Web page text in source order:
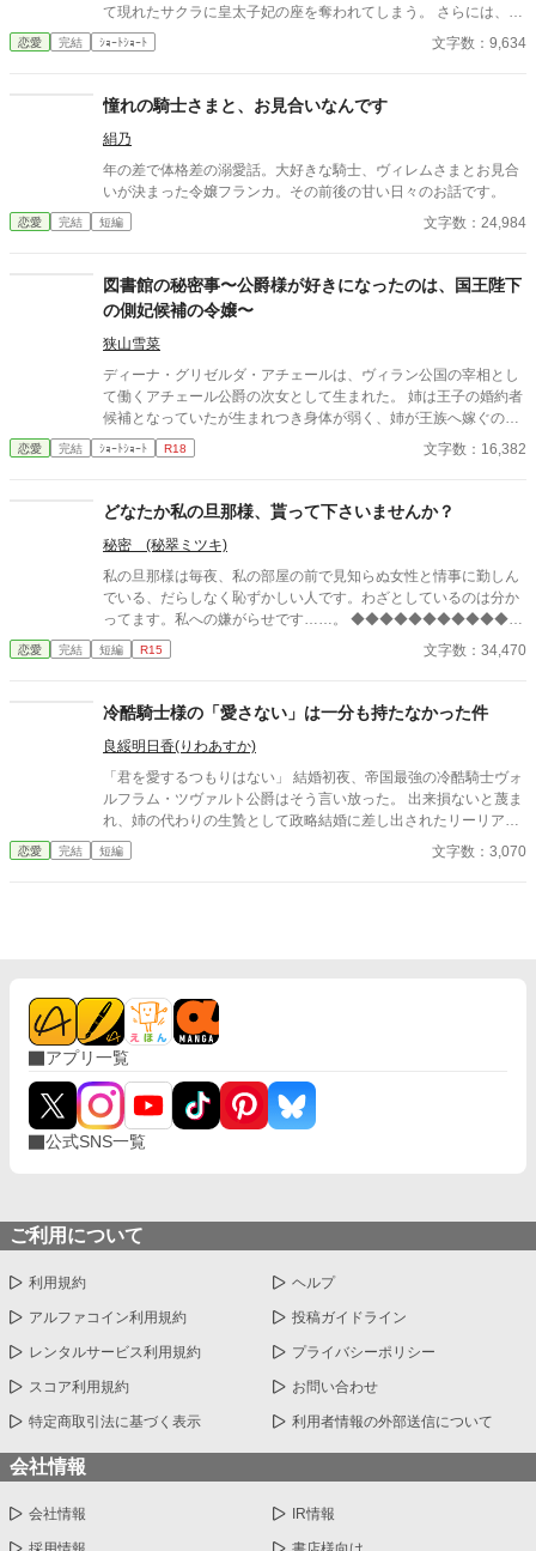
て現れたサクラに皇太子妃の座を奪われてしまう。 さらには、サ
クラの陰謀により、マリエッタは反逆罪により国外追放されて、
のたれ死んでしまう。 しかし、死んだと思っていたのに、気づけ
は避けなければと別の行き方を探るが、なぜか殿下に一度目の人
生の時以上に溺愛されてしまい……！？
恋愛 完結 ｼｮｰﾄｼｮｰﾄ 文字数：9,634
憧れの騎士さまと、お見合いなんです
絹乃
年の差で体格差の溺愛話。大好きな騎士、ヴィレムさまとお見合
いが決まった令嬢フランカ。その前後の甘い日々のお話です。
恋愛 完結 短編 文字数：24,984
図書館の秘密事〜公爵様が好きになったのは、国王陛下
の側妃候補の令嬢〜
狭山雪菜
ディーナ・グリゼルダ・アチェールは、ヴィラン公国の宰相とし
て働くアチェール公爵の次女として生まれた。 姉は王子の婚約者
候補となっていたが生まれつき身体が弱く、姉が王族へ嫁ぐのに
不安となっていた公爵家は、次女であるディーナが姉の代わりが
務まるように、王子の第二婚約者候補として成人を迎えた。 いつ
妃になるんじゃないかと噂が立った。 王妃教育の他にも家庭教師
をつけられ、勉強が好きになったディーナは、毎日のように図書
館へと運んでいた。その時に出会ったトロッツィ公爵当主のルキ
アーノと出会って、いつからか彼の事を好きとなっていた… こち
らの作品は「小説家になろう」にも、掲載されています。
恋愛 完結 ｼｮｰﾄｼｮｰﾄ R18 文字数：16,382
どなたか私の旦那様、貰って下さいませんか？
秘密 (秘翠ミツキ)
私の旦那様は毎夜、私の部屋の前で見知らぬ女性と情事に勤しん
でいる、だらしなく恥ずかしい人です。わざとしているのは分か
ってます。私への嫌がらせです……。 ◆◆◆◆◆◆◆◆◆◆◆◆
◆◆◆◆◆◆◆◆◆◆◆ 政略結婚で、離縁出来ないけど離縁した
い。 無類の女好きの従兄の侯爵令息フェルナンドと伯爵令嬢のロ
彼。政略結婚故、愛妾を作るなとは思わないが、せめて本邸に連
れ込むのはやめて欲しい……気分が悪い。 彼は所謂美青年で、若
くして騎士団副長であり兎に角モテる。結婚してもそれは変わら
ず……。 ロゼッタが夜会に出れば見知らぬ女から「今直ぐフェル
ナンド様と別れて‼︎」とワインをかけられ、ただ立っているだけな
のに女性達からは終始凄い形相で睨まれる。 居た堪れなくなり、
んな旦那様、いりません！ 誰か、私の旦那様を貰って下さ
恋愛 完結 短編 R15 文字数：34,470
冷酷騎士様の「愛さない」は一分も持たなかった件
良綏明日香(りわあすか)
「君を愛するつもりはない」 結婚初夜、帝国最強の冷酷騎士ヴォ
ルフラム・ツヴァルト公爵はそう言い放った。 出来損ないと蔑ま
れ、姉の代わりの生贄として政略結婚に差し出されたリーリア・
ミラベルにとって、それはむしろ救いだった。 愛を期待されない
のなら、失望させることもない。 契約妻として静かに役目を果た
妻を傷つける者には容赦なし宣言 甘さ過多、独占欲過剰、愛情暴
走中。 さらにはリーリアを取り戻そうとする実家の横槍まで入り
――？ 自己評価ゼロの健気令嬢と愛が一分も我慢できなかった最
強騎士。 溺愛が止まらない、契約結婚から始まる甘すぎる逆転ラ
ブコメ
恋愛 完結 短編 文字数：3,070
アプリ一覧
公式SNS一覧
ご利用について
利用規約 ヘルプ
アルファコイン利用規約 投稿ガイドライン
レンタルサービス利用規約 プライバシーポリシー
スコア利用規約 お問い合わせ
特定商取引法に基づく表示 利用者情報の外部送信について
会社情報
会社情報 IR情報